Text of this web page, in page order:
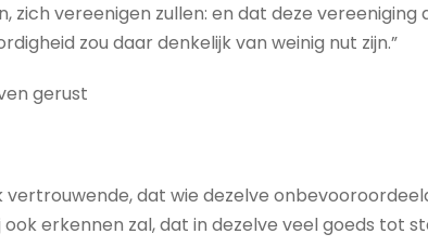
zich vereenigen zullen: en dat deze
zou daar denkelijk van weinig nut zijn.”
gerust
vertrouwende, dat wie dezelve
erkennen zal, dat in dezelve veel goeds tot